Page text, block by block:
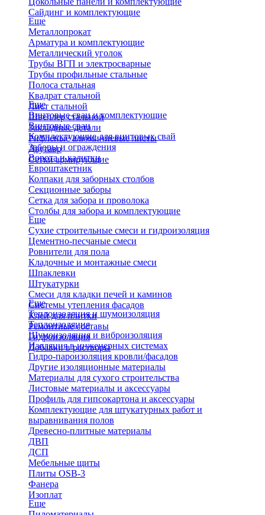
Сайдинг и комплектующие
Еще
Металлопрокат
Арматура и комплектующие
Металлический уголок
Трубы ВГП и электросварные
Трубы профильные стальные
Полоса стальная
Квадрат стальной
Лист стальной
Швеллер стальной
Закладные детали
Рифленые алюминиевые листы
Двутавр
Сетки армирующие
Еще
Винтовые сваи и комплектующие
Винтовые сваи
Комплектующие для винтовых свай
Заборы и ограждения
Ворота и калитки
Евроштакетник
Колпаки для заборных столбов
Секционные заборы
Сетка для забора и проволока
Столбы для забора и комплектующие
Еще
Сухие строительные смеси и гидроизоляция
Цементно-песчаные смеси
Ровнители для пола
Кладочные и монтажные смеси
Шпаклевки
Штукатурки
Смеси для кладки печей и каминов
Системы утепления фасадов
Клей для плитки
Ремонтные составы
Гидроизоляция
Добавки в растворы
Еще
Теплоизоляция и шумоизоляция
Теплоизоляция
Шумоизоляция и виброизоляция
Изоляция в инженерных системах
Гидро-пароизоляция кровли/фасадов
Другие изоляционные материалы
Материалы для сухого строительства
Листовые материалы и аксессуары
Профиль для гипсокартона и аксессуары
Комплектующие для штукатурных работ и
выравнивания полов
Древесно-плитные материалы
ДВП
ДСП
Мебельные щиты
Плиты OSB-3
Фанера
Изоплат
Еще